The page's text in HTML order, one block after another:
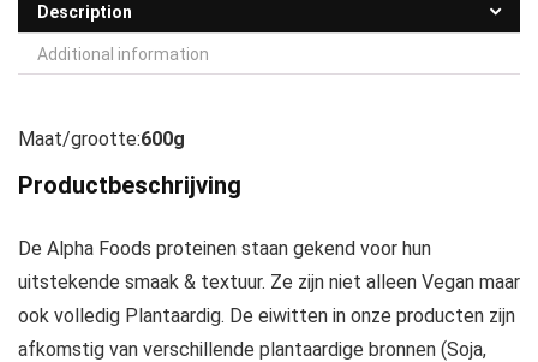
Description
Additional information
Maat/grootte:600g
Productbeschrijving
De Alpha Foods proteinen staan gekend voor hun
uitstekende smaak & textuur. Ze zijn niet alleen Vegan maar
ook volledig Plantaardig. De eiwitten in onze producten zijn
afkomstig van verschillende plantaardige bronnen (Soja,